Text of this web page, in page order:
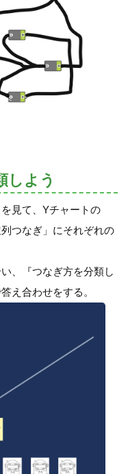
しよう
見て、Yチャートの
つなぎ」にそれぞれの
、『つなぎ方を分類し
え合わせをする。